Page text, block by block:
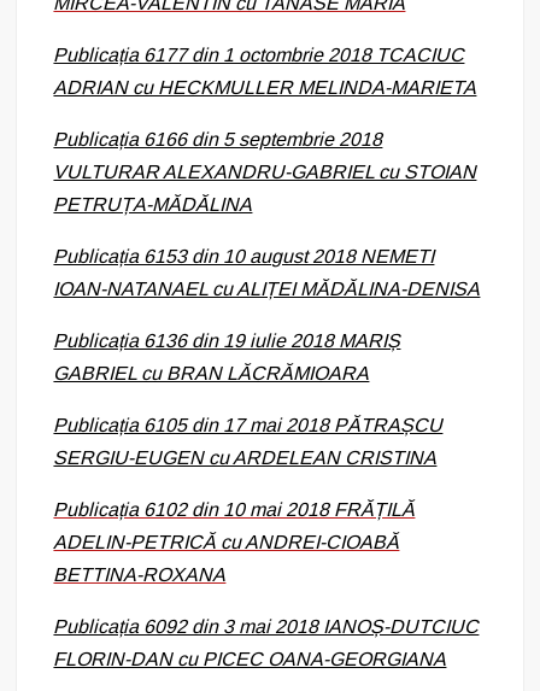
Publicația 6177 din 1 octombrie 2018 TCACIUC
ADRIAN cu HECKMULLER MELINDA-MARIETA
Publicația 6166 din 5 septembrie 2018
VULTURAR ALEXANDRU-GABRIEL cu STOIAN
PETRUȚA-MĂDĂLINA
Publicația 6153 din 10 august 2018 NEMETI
IOAN-NATANAEL cu ALIȚEI MĂDĂLINA-DENISA
Publicația 6136 din 19 iulie 2018 MARIȘ
GABRIEL cu BRAN LĂCRĂMIOARA
Publicația 6105 din 17 mai 2018 PĂTRAȘCU
SERGIU-EUGEN cu ARDELEAN CRISTINA
Publicația 6102 din 10 mai 2018 FRĂȚILĂ
ADELIN-PETRICĂ cu ANDREI-CIOABĂ
BETTINA-ROXANA
Publicația 6092 din 3 mai 2018 IANOȘ-DUTCIUC
FLORIN-DAN cu PICEC OANA-GEORGIANA